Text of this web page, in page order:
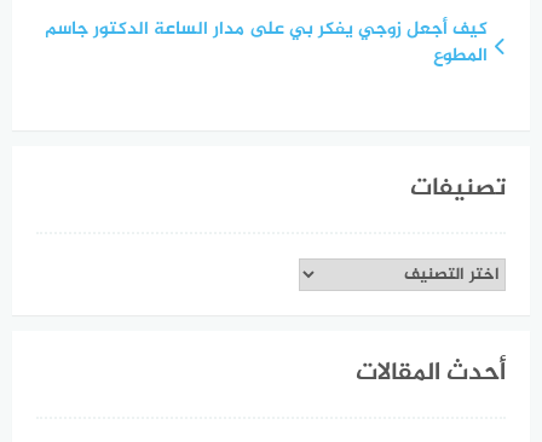
كيف أجعل زوجي يفكر بي على مدار الساعة الدكتور جاسم
المطوع
تصنيفات
تصنيفات
أحدث المقالات